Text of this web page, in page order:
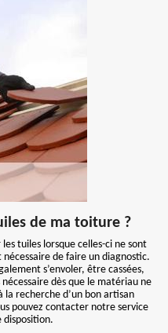
de ma toiture ?
tuiles lorsque celles-ci ne sont
de faire un diagnostic.
s’envoler, être cassées,
dès que le matériau ne
la recherche d’un bon artisan
pouvez contacter notre service
disposition.